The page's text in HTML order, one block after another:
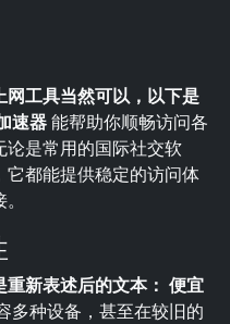
网工具当然可以，以下是
速器能帮助你顺畅访问各
是常用的国际社交软
都能提供稳定的访问体
新表述后的文本： 便宜
多种设备，甚至在较旧的